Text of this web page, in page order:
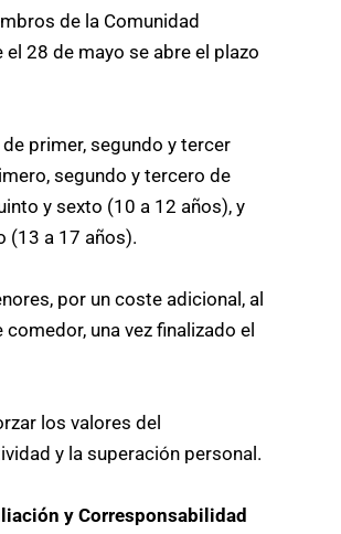
de la Comunidad
28 de mayo se abre el plazo
primer, segundo y tercer
segundo y tercero de
y sexto (10 a 12 años), y
(13 a 17 años).
por un coste adicional, al
una vez finalizado el
los valores del
y la superación personal.
y Corresponsabilidad